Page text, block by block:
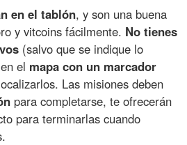
en el tablón, y son una buena
y vitcoins fácilmente. No tienes
(salvo que se indique lo
el mapa con un marcador
Las misiones deben
para completarse, te ofrecerán
para terminarlas cuando